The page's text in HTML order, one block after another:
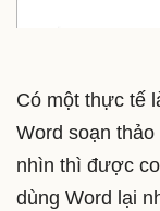
Có một thực tế
Word soạn
nhìn thì được
dùng Word lại